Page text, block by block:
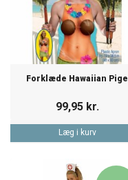
Forklæde Hawaiian Pige
99,95 kr.
Læg i kurv